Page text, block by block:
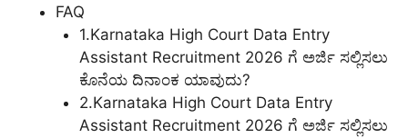
FAQ
1.Karnataka High Court Data Entry
Assistant Recruitment 2026 ಗೆ ಅರ್ಜಿ ಸಲ್ಲಿಸಲು
ಕೊನೆಯ ದಿನಾಂಕ ಯಾವುದು?
2.Karnataka High Court Data Entry
Assistant Recruitment 2026 ಗೆ ಅರ್ಜಿ ಸಲ್ಲಿಸಲು